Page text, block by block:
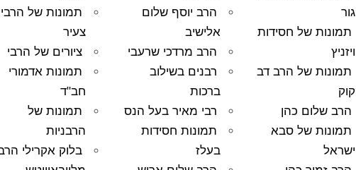
גור
תמונות של חסידות
ויזניץ
תמונות של הרב דב
קוק
הרב שלום כהן
תמונות של סבא
ישראל
הרב יוסף שלום
אלישיב
הרב מרדכי שרעבי
רבנים בשילוב
ברכות
רבי מאיר בעל הנס
תמונות חסידות
בעלז
תמונות של הרבי
צעיר
ציורים של הרבי
תמונות אדמורי
חב"ד
תמונות של
הרבניות
בלוק אקרילי